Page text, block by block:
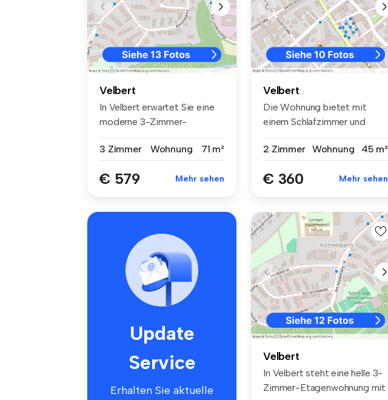
Velbert
In Velbert erwartet Sie eine
moderne 3-Zimmer-
3 Zimmer
Wohnung 71 m²
€ 579 Mehr sehen
Velbert
Die Wohnung bietet mit
einem Schlafzimmer und
2 Zimmer Wohnung 45 m²
€ 360 Mehr sehen
Update
Service
Erhalten Sie aktuelle
Velbert
In Velbert steht eine helle 3-
Zimmer-Etagenwohnung mit